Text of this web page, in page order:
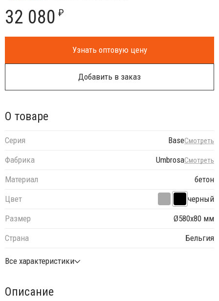
32 080 ₽
Узнать оптовую цену
Добавить в заказ
О товаре
Серия BaseСмотреть
Фабрика UmbrosaСмотреть
Материал
бетон
Цвет
черный
Размер
Ø580х80 мм
Страна
Бельгия
Все характеристики
Описание